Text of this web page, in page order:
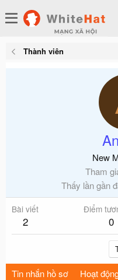
Thành viên
New
Tham
Thấy lần gần
Bài viết
2
Điểm
0
Tin nhắn hồ sơ Hoạt